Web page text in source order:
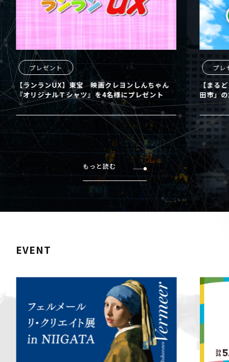
プレゼント
【ランランUX】東宝 映画クレヨンしんちゃん
『オリジナルＴシャツ』を4名様にプレゼント
プレ
【まる
田市」
もっと読む
EVENT